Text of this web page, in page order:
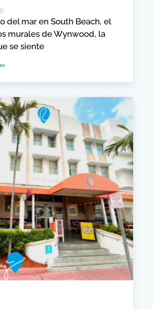
del mar en South Beach, el
murales de Wynwood, la
se siente